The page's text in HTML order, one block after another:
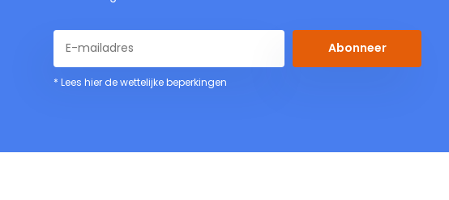
Abonneer
* Lees hier de wettelijke beperkingen